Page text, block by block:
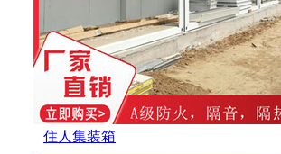
住人集装箱